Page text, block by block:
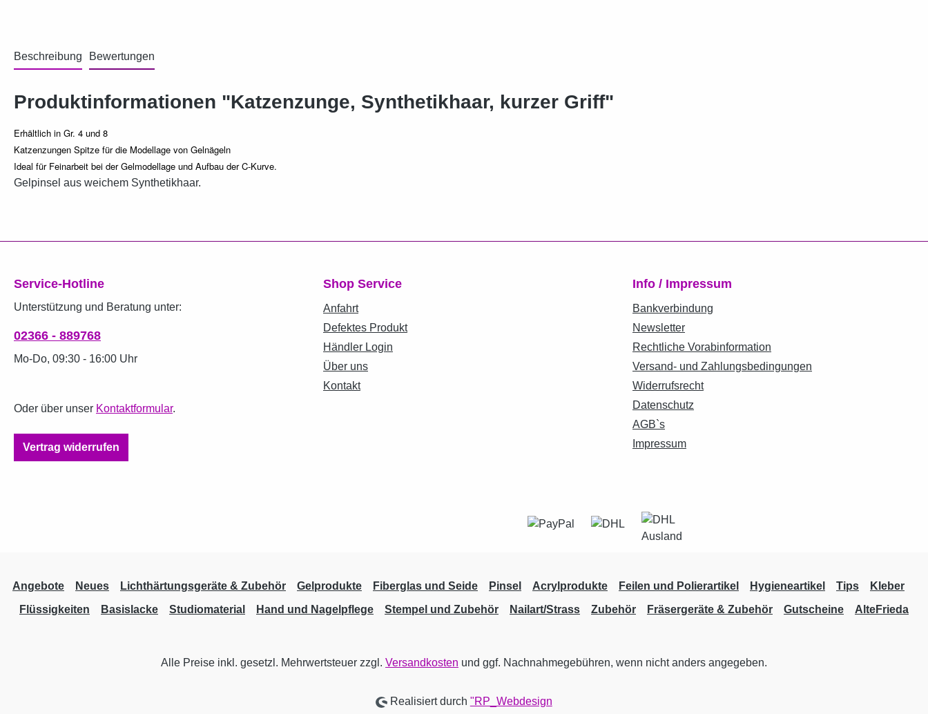
Beschreibung Bewertungen
Produktinformationen "Katzenzunge, Synthetikhaar, kurzer Griff"
Erhältlich in Gr. 4 und 8
Katzenzungen Spitze für die Modellage von Gelnägeln
Ideal für Feinarbeit bei der Gelmodellage und Aufbau der C-Kurve.
Gelpinsel aus weichem Synthetikhaar.
Service-Hotline
Unterstützung und Beratung unter:
02366 - 889768
Mo-Do, 09:30 - 16:00 Uhr
Oder über unser Kontaktformular.
Vertrag widerrufen
Shop Service
Anfahrt
Defektes Produkt
Händler Login
Über uns
Kontakt
Info / Impressum
Bankverbindung
Newsletter
Rechtliche Vorabinformation
Versand- und Zahlungsbedingungen
Widerrufsrecht
Datenschutz
AGB`s
Impressum
Angebote Neues Lichthärtungsgeräte & Zubehör Gelprodukte Fiberglas und Seide Pinsel Acrylprodukte Feilen und Polierartikel Hygieneartikel Tips
Kleber
Flüssigkeiten
Basislacke Studiomaterial Hand und Nagelpflege Stempel und Zubehör Nailart/Strass Zubehör Fräsergeräte & Zubehör Gutscheine AlteFrieda
Alle Preise inkl. gesetzl. Mehrwertsteuer zzgl. Versandkosten und ggf. Nachnahmegebühren, wenn nicht anders angegeben.
Realisiert durch "RP_Webdesign